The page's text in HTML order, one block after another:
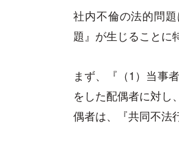
社内不倫の法的問
題』が生じることに
まず、『（1）当事
をした配偶者に対し
偶者は、『共同不法